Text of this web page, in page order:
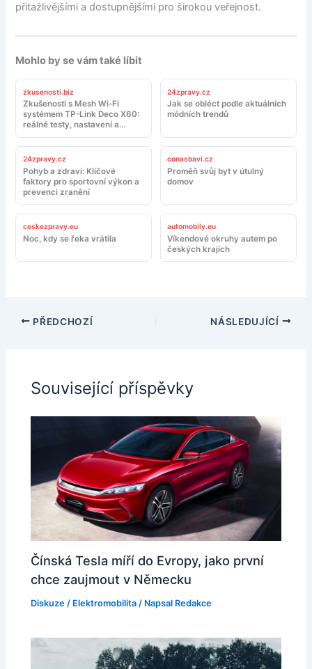
přitažlivějšími a dostupnějšími pro širokou veřejnost.
Mohlo by se vám také líbit
zkusenosti.biz
Zkušenosti s Mesh Wi-Fi
systémem TP-Link Deco X60:
reálné testy, nastavení a
doporučení
24zpravy.cz
Jak se obléct podle aktuálních
módních trendů
24zpravy.cz
Pohyb a zdraví: Klíčové
faktory pro sportovní výkon a
prevenci zranění
conasbavi.cz
Proměň svůj byt v útulný
domov
ceskezpravy.eu
Noc, kdy se řeka vrátila
automobily.eu
Víkendové okruhy autem po
českých krajích
PŘEDCHOZÍ NÁSLEDUJÍCÍ
Související příspěvky
Čínská Tesla míří do Evropy, jako první
chce zaujmout v Německu
Diskuze / Elektromobilita / Napsal Redakce